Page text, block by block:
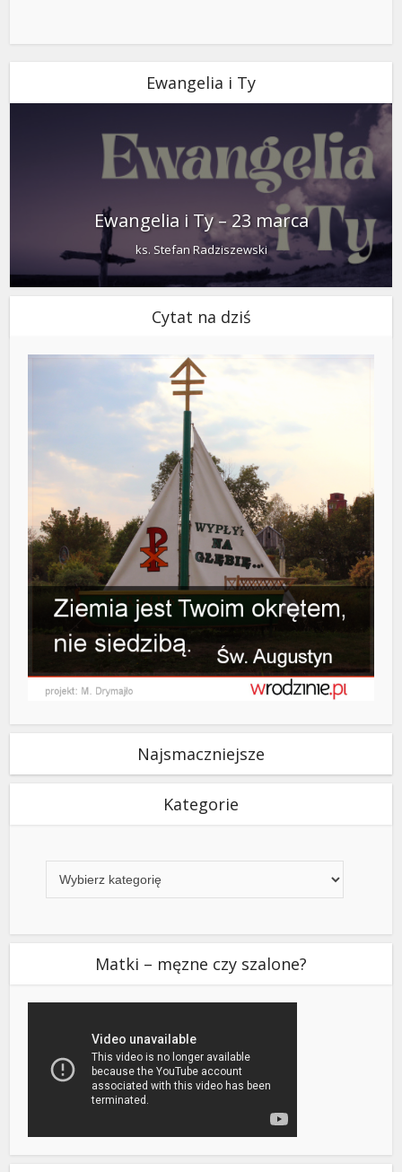
Ewangelia i Ty
Ewangelia i Ty – 23 marca
ks. Stefan Radziszewski
Cytat na dziś
Najsmaczniejsze
Kategorie
Matki – męzne czy szalone?